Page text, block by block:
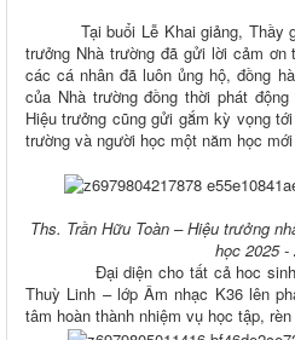
Tại buổi Lễ Khai giảng, Thầy
trưởng Nhà trường đã gửi lời cảm ơn
các cá nhân đã luôn ủng hộ, đồng
của Nhà trường đồng thời phát
Hiệu trưởng cũng gửi gắm kỳ vọng
trường và người học một năm học
Ths. Trần Hữu Toàn – Hiệu trưởng
học 2025 -
Đại diện cho tất cả hoc sinh
Thuỳ Linh – lớp Âm nhạc K36 lên
tâm hoàn thành nhiệm vụ học tập,